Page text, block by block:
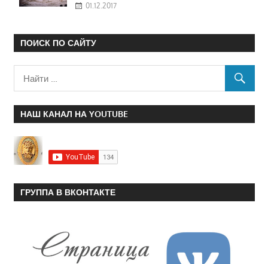
01.12.2017
ПОИСК ПО САЙТУ
НАШ КАНАЛ НА YOUTUBE
ГРУППА В ВКОНТАКТЕ